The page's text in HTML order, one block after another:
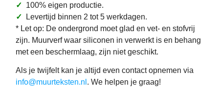
✓ 100% eigen productie.
✓ Levertijd binnen 2 tot 5 werkdagen.
* Let op: De ondergrond moet glad en vet- en stofvrij
zijn. Muurverf waar siliconen in verwerkt is en behang
met een beschermlaag, zijn niet geschikt.
Als je twijfelt kan je altijd even contact opnemen via
info@muurteksten.nl . We helpen je graag!